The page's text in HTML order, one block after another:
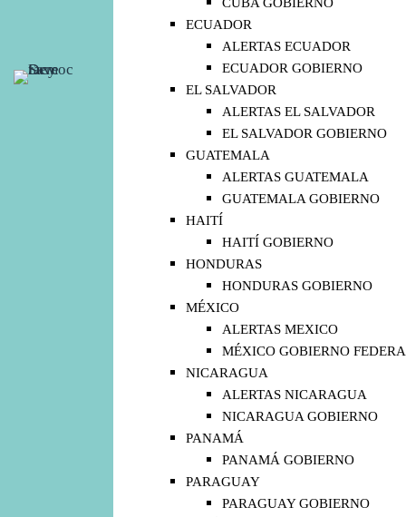
ECUADOR
ALERTAS ECUADOR
ECUADOR GOBIERNO
EL SALVADOR
ALERTAS EL SALVADOR
EL SALVADOR GOBIERNO
GUATEMALA
ALERTAS GUATEMALA
GUATEMALA GOBIERNO
HAITÍ
HAITÍ GOBIERNO
HONDURAS
HONDURAS GOBIERNO
MÉXICO
ALERTAS MEXICO
MÉXICO GOBIERNO
NICARAGUA
ALERTAS NICARAGUA
NICARAGUA GOBIERNO
PANAMÁ
PANAMÁ GOBIERNO
PARAGUAY
PARAGUAY GOBIERNO